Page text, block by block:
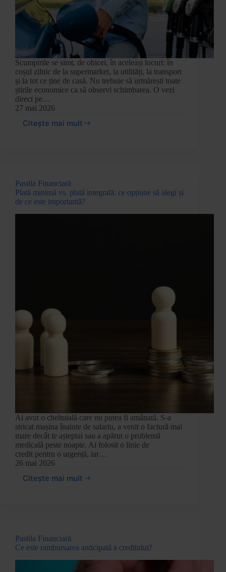
Scumpirile se simt, de obicei, în aceleași locuri: în
coșul zilnic de la supermarket, la utilități, la transport
și la tot ce ține de casă. Nu trebuie să urmărești toate
știrile economice ca să observi schimbarea. O vezi
direct pe…
27 mai 2026
Citește mai mult
Pastila Financiară
Plată minimă vs. plată integrală: ce opțiune să alegi și
de ce este importantă?
Ai avut o cheltuială care nu putea fi amânată. S-a
stricat mașina înainte de salariu, a venit o factură mai
mare decât te așteptai sau a apărut o problemă
medicală peste noapte. Ai folosit o linie de
credit pentru o urgență, iar…
26 mai 2026
Citește mai mult
Pastila Financiară
Ce este rambursarea anticipată a creditului?